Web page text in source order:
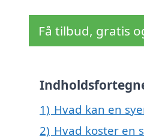
Få tilbud, gratis
1) Hvad kan en
2) Hvad koster en